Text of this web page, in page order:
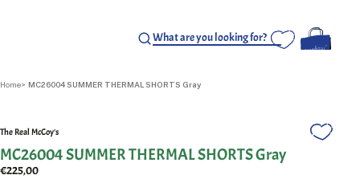
Home MC26004 SUMMER THERMAL SHORTS Gray
The Real McCoy's
MC26004 SUMMER THERMAL SHORTS Gray
€225,00